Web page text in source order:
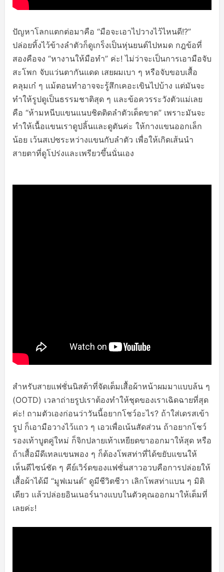
ปัญหาโลกแตกต่อมาคือ “มือจะเอาไปวางไว้ไหนดี!?”
ปล่อยทิ้งไว้ข้างลำตัวก็ดูเกร็งเป็นหุ่นยนต์ไปหมด กฎข้อที่
สองคือจง “หางานให้มือทำ” ค่ะ! ไม่ว่าจะเป็นการเอามือจับ
สะโพก จับแว่นตากันแดด เสยผมเบา ๆ หรือจับขอบเสื้อ
คลุมเก๋ ๆ แม้ตอนทำอาจจะรู้สึกเคอะเขินไปบ้าง แต่มันจะ
ทำให้รูปดูเป็นธรรมชาติสุด ๆ และข้อควรระวังตัวแม่เลย
คือ “ห้ามหนีบแขนแนบชิดติดลำตัวเด็ดขาด” เพราะมันจะ
ทำให้เนื้อแขนเราดูปลิ้นและดูตันค่ะ ให้กางแขนออกเล็ก
น้อย เว้นสเปซระหว่างแขนกับลำตัว เพื่อให้เกิดเส้นนำ
สายตาที่ดูโปร่งและเพรียวขึ้นนั่นเอง
สำหรับสายแฟชั่นนิสต้าที่จัดเต็มเสื้อผ้าหน้าผมมาแบบล้น ๆ
(OOTD) เวลาถ่ายรูปเราต้องทำให้ชุดของเราเฉิดฉายที่สุด
ค่ะ! ถามตัวเองก่อนว่าวันนี้อยากโชว์อะไร? ถ้าใส่เดรสเข้า
รูป ก็เอามือวางไว้แถว ๆ เอวเพื่อเน้นสัดส่วน ถ้าอยากโชว์
รองเท้าบูตคู่ใหม่ ก็จิกปลายเท้าเหยียดขาออกมาให้สุด หรือ
ถ้าเสื้อมีดีเทลแขนพอง ๆ ก็ต้องโพสท่าที่ได้ขยับแขนให้
เห็นดีไซน์ชัด ๆ คีย์เวิร์ดของแฟชั่นสาวอวบคือการปล่อยให้
เสื้อผ้าได้มี “มูฟเมนต์” ดูมีชีวิตชีวา เลิกโพสท่าแบน ๆ มิติ
เดียว แล้วปล่อยอินเนอร์นางแบบในตัวคุณออกมาให้เต็มที่
เลยค่ะ!